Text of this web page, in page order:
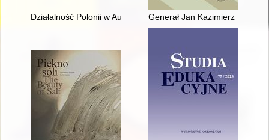
Działalność Polonii w Austrii na przełomie XX i XXI wieku. T. 2
Generał Jan Kazimierz